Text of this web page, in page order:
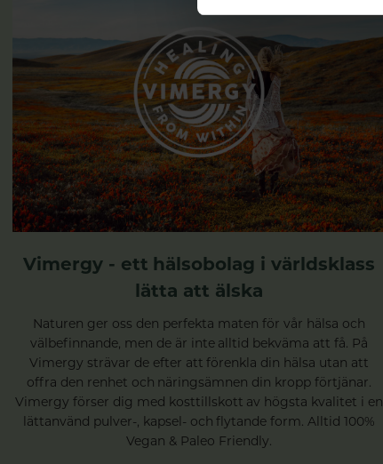
Vimergy - ett hälsobolag i världsklass
lätta att älska
Naturen ger oss den perfekta maten för vår hälsa och
välbefinnande, men de är inte alltid bekväma att få. På
Vimergy strävar de efter att förenkla din hälsa utan att
offra den renhet och näringsämnen din kropp förtjänar.
Vimergy förser dig med kosttillskott av högsta kvalitet i en
lättanvänd pulver-, kapsel- och flytande form. Alltid 100%
Vegan & Paleo Friendly.